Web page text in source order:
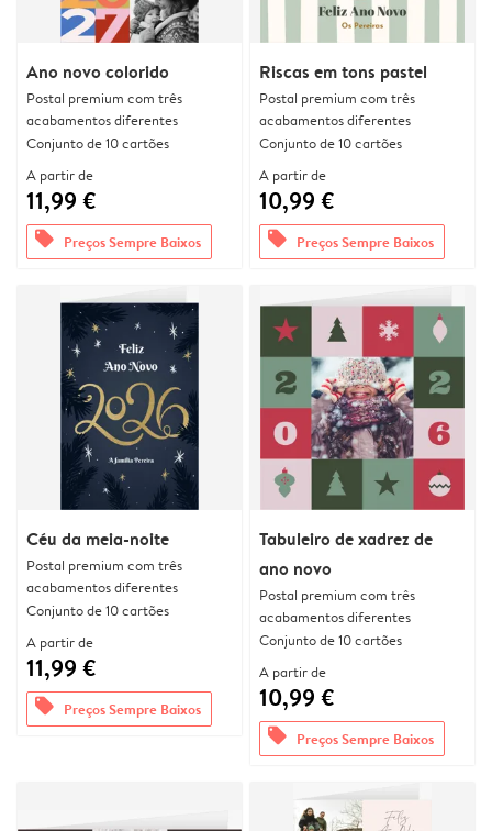
Ano novo colorido
Postal premium com três
acabamentos diferentes
Conjunto de 10 cartões
A partir de
11,99 €
offers Preços Sempre Baixos
Riscas em tons pastel
Postal premium com três
acabamentos diferentes
Conjunto de 10 cartões
A partir de
10,99 €
offers Preços Sempre Baixos
Céu da meia-noite
Postal premium com três
acabamentos diferentes
Conjunto de 10 cartões
A partir de
11,99 €
offers Preços Sempre Baixos
Tabuleiro de xadrez de
ano novo
Postal premium com três
acabamentos diferentes
Conjunto de 10 cartões
A partir de
10,99 €
offers Preços Sempre Baixos